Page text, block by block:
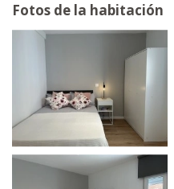
Fotos de la habitación